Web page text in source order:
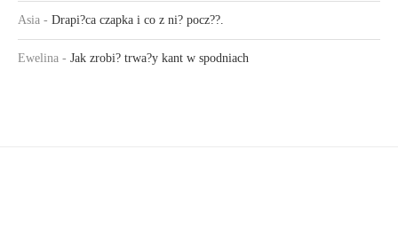
Asia - Drapi?ca czapka i co z ni? pocz??.
Ewelina - Jak zrobi? trwa?y kant w spodniach